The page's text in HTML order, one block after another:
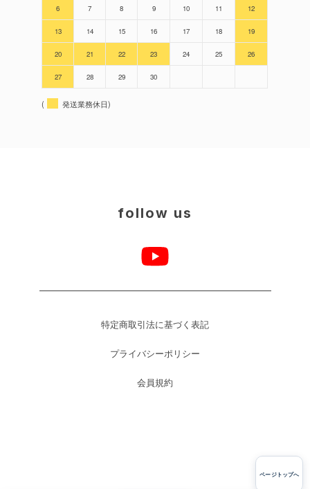
6 7 8 9 10 11 12
13 14 15 16 17 18 19
20 21 22 23 24 25 26
27 28 29 30
( 発送業務休日)
follow us
特定商取引法に基づく表記
プライバシーポリシー
会員規約
ページトップへ